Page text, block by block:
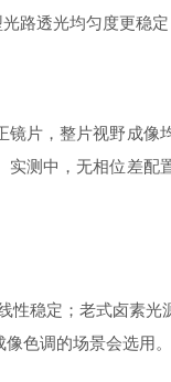
路透光均匀度更稳定
，整片视野成像
测中，无相位差
稳定；老式卤素光
色调的场景会选用。